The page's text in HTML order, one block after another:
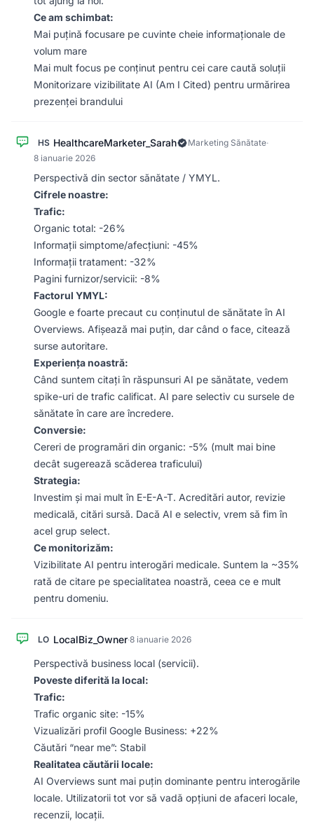
Ce am schimbat:
Mai puțină focusare pe cuvinte cheie informaționale de
volum mare
Mai mult focus pe conținut pentru cei care caută soluții
Monitorizare vizibilitate AI (Am I Cited) pentru urmărirea
prezenței brandului
HS HealthcareMarketer_Sarah Marketing Sănătate·
8 ianuarie 2026
Perspectivă din sector sănătate / YMYL.
Cifrele noastre:
Trafic:
Organic total: -26%
Informații simptome/afecțiuni: -45%
Informații tratament: -32%
Pagini furnizor/servicii: -8%
Factorul YMYL:
Google e foarte precaut cu conținutul de sănătate în AI
Overviews. Afișează mai puțin, dar când o face, citează
surse autoritare.
Experiența noastră:
Când suntem citați în răspunsuri AI pe sănătate, vedem
spike-uri de trafic calificat. AI pare selectiv cu sursele de
sănătate în care are încredere.
Conversie:
Cereri de programări din organic: -5% (mult mai bine
decât sugerează scăderea traficului)
Strategia:
Investim și mai mult în E-E-A-T. Acreditări autor, revizie
medicală, citări sursă. Dacă AI e selectiv, vrem să fim în
acel grup select.
Ce monitorizăm:
Vizibilitate AI pentru interogări medicale. Suntem la ~35%
rată de citare pe specialitatea noastră, ceea ce e mult
pentru domeniu.
LO LocalBiz_Owner·8 ianuarie 2026
Perspectivă business local (servicii).
Poveste diferită la local:
Trafic:
Trafic organic site: -15%
Vizualizări profil Google Business: +22%
Căutări “near me”: Stabil
Realitatea căutării locale:
AI Overviews sunt mai puțin dominante pentru interogările
locale. Utilizatorii tot vor să vadă opțiuni de afaceri locale,
recenzii, locații.